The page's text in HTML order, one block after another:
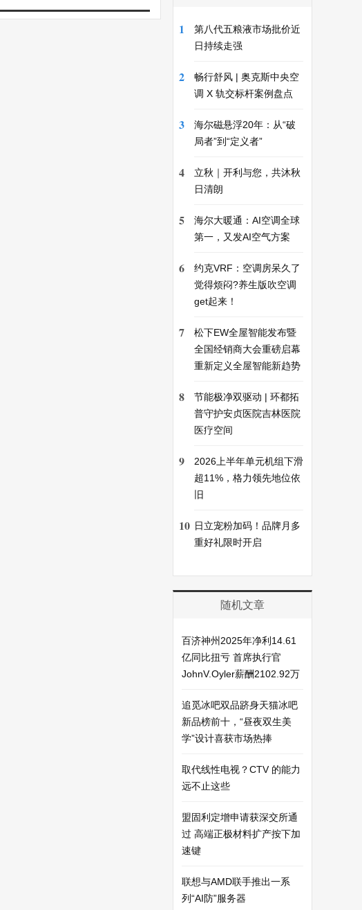
1
第八代五粮液市场批价近
日持续走强
2
畅行舒风 | 奥克斯中央空
调 X 轨交标杆案例盘点
3
海尔磁悬浮20年：从“破
局者”到“定义者”
4
立秋｜开利与您，共沐秋
日清朗
5
海尔大暖通：AI空调全球
第一，又发AI空气方案
6
约克VRF：空调房呆久了
觉得烦闷?养生版吹空调
get起来！
7
松下EW全屋智能发布暨
全国经销商大会重磅启幕
重新定义全屋智能新趋势
8
节能极净双驱动 | 环都拓
普守护安贞医院吉林医院
医疗空间
9
2026上半年单元机组下滑
超11%，格力领先地位依
旧
10 日立宠粉加码！品牌月多
重好礼限时开启
随机文章
百济神州2025年净利14.61
亿同比扭亏 首席执行官
JohnV.Oyler薪酬2102.92万
追觅冰吧双品跻身天猫冰吧
新品榜前十，“昼夜双生美
学”设计喜获市场热捧
取代线性电视？CTV 的能力
远不止这些
盟固利定增申请获深交所通
过 高端正极材料扩产按下加
速键
联想与AMD联手推出一系
列“AI防”服务器